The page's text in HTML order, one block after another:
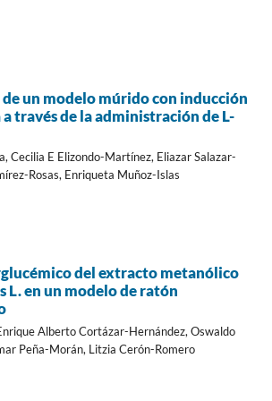
un modelo múrido con inducción
través de la administración de L-
Cecilia E Elizondo-Martínez, Eliazar Salazar-
Rosas, Enriqueta Muñoz-Islas
del extracto metanólico
L. en un modelo de ratón
Alberto Cortázar-Hernández, Oswaldo
Peña-Morán, Litzia Cerón-Romero